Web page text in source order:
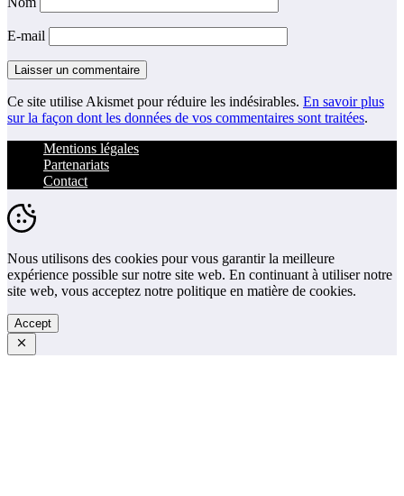
E-mail
Ce site utilise Akismet pour réduire les indésirables. En savoir plus
sur la façon dont les données de vos commentaires sont traitées.
Mentions légales
Partenariats
Contact
Nous utilisons des cookies pour vous garantir la meilleure
expérience possible sur notre site web. En continuant à utiliser notre
site web, vous acceptez notre politique en matière de cookies.
Accept